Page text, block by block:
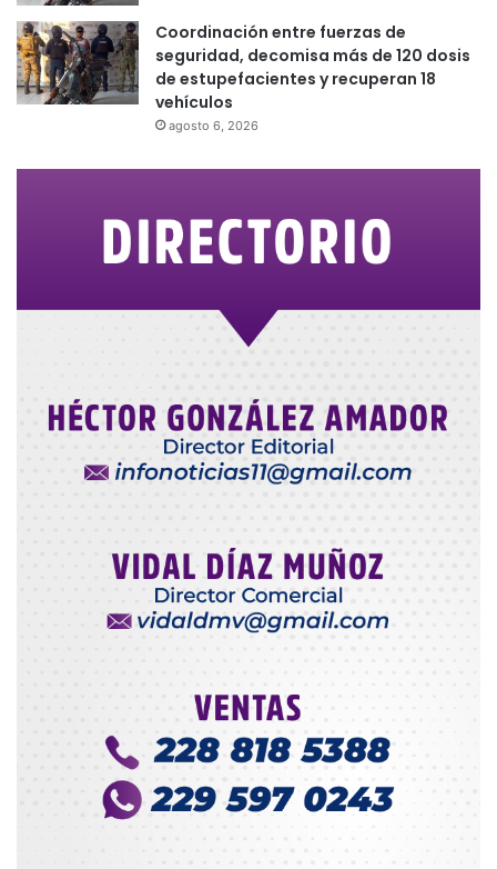
Coordinación entre fuerzas de
seguridad, decomisa más de 120 dosis
de estupefacientes y recuperan 18
vehículos
agosto 6, 2026